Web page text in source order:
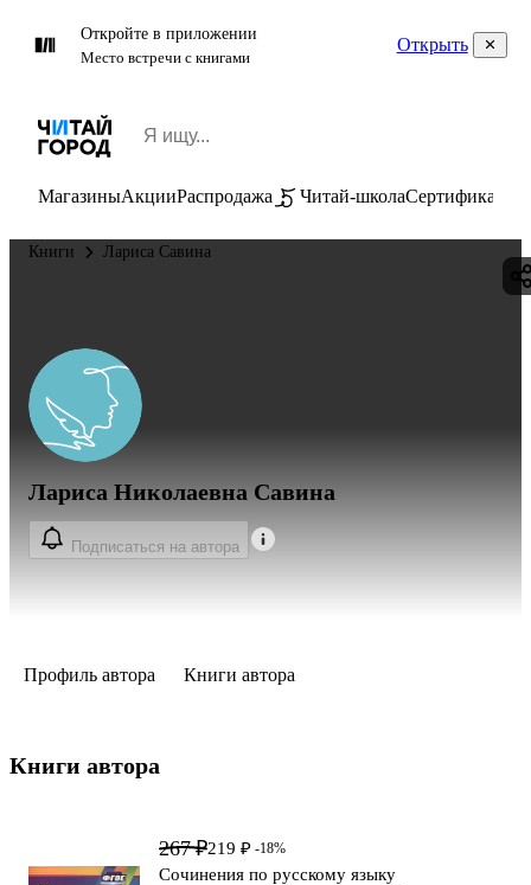
Откройте в приложении
Место встречи с книгами
Открыть
МагазиныАкцииРаспродажа Читай-школаСертификаты
Книги Лариса Савина
Лариса Николаевна Савина
Подписаться на автора
Профиль автора Книги автора
Книги автора
267 ₽219 ₽ -18%
Сочинения по русскому языку